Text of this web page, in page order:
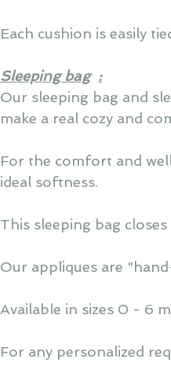
Each cushion is easily
Sleeping bag :
Our sleeping bag and
make a real cozy and
For the comfort and
ideal softness.
This sleeping bag
Our appliques are
Available in sizes 0 - 6
For any personalized